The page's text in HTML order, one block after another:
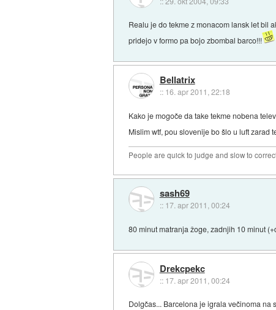
Realu je do tekme z monacom lansk let bil
pridejo v formo pa bojo zbombal barco!!!
Bellatrix
:: 16. apr 2011, 22:18
Kako je mogoče da take tekme nobena
Mislim wtf, pou slovenije bo šlo u luft zarad
People are quick to judge and slow to
sash69
:: 17. apr 2011, 00:24
80 minut matranja žoge, zadnjih 10 minut
Drekcpekc
:: 17. apr 2011, 00:24
Dolgčas... Barcelona je igrala večinoma na